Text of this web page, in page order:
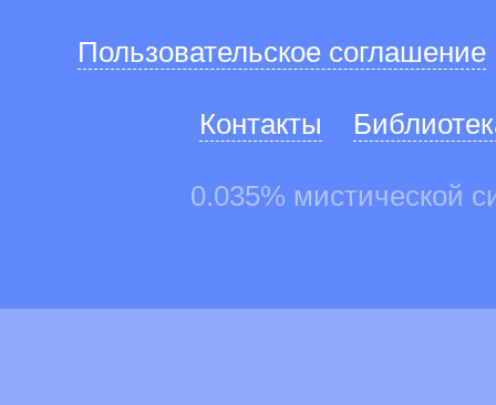
Пользовательское соглашение
Контакты
0.035% мистической